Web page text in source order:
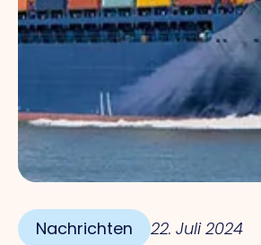
Nachrichten 22. Juli 2024